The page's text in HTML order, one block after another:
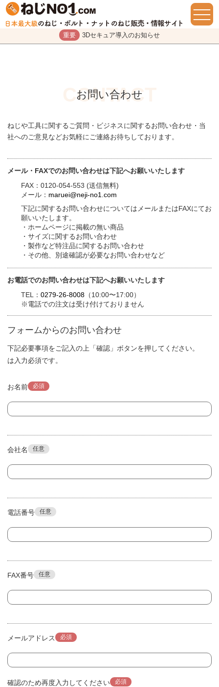
重要 3Dセキュア導入のお知らせ
お問い合わせ
ねじや工具に関するご質問・ビジネスに関するお問い合わせ・当
社へのご意見などお気軽にご連絡お待ちしております。
メール・FAXでのお問い合わせは下記へお願いいたします
FAX：0120-054-553 (送信無料)
メール： maruei@neji-no1.com
下記に関するお問い合わせについてはメールまたはFAXにてお
願いいたします。
・ホームページに掲載の無い商品
・サイズに関するお問い合わせ
・製作など特注品に関するお問い合わせ
・その他、別途確認が必要なお問い合わせなど
お電話でのお問い合わせは下記へお願いいたします
TEL： 0279-26-8008 （10:00〜17:00）
※電話での注文は受け付けておりません
フォームからのお問い合わせ
下記必要事項をご記入の上「確認」ボタンを押してください。
は入力必須です。
お名前 必須
会社名 任意
電話番号 任意
FAX番号 任意
メールアドレス 必須
確認のため再度入力してください 必須